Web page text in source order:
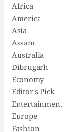
Africa
America
Asia
Assam
Australia
Dibrugarh
Economy
Editor's Pick
Entertainment
Europe
Fashion